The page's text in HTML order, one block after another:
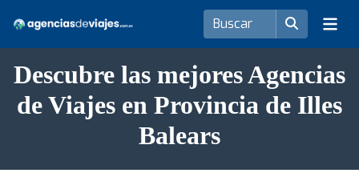
Descubre las mejores Agencias
de Viajes en Provincia de Illes
Balears